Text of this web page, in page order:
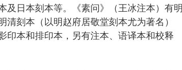
及日本刻本等。《素问》（王冰注本）有明
刻本（以明赵府居敬堂刻本尤为著名）
印本和排印本，另有注本、语译本和校释